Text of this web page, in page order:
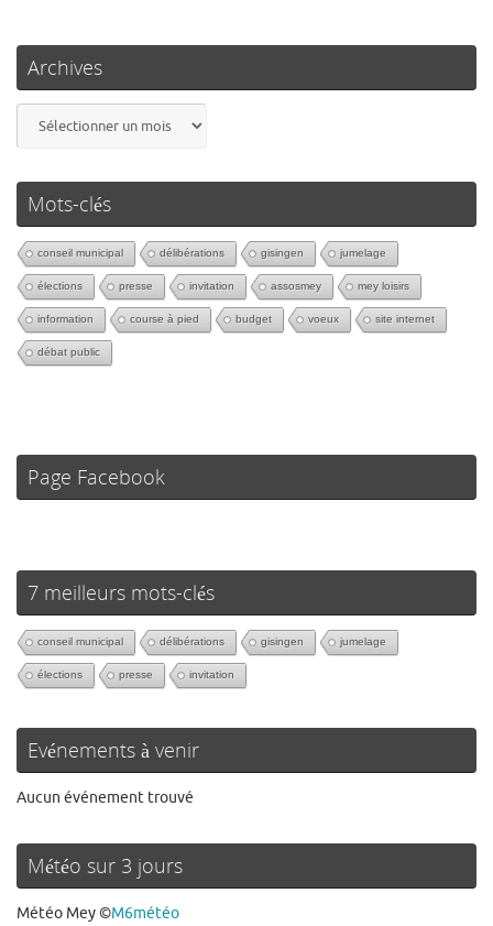
Archives
Mots-clés
conseil municipal délibérations gisingen jumelage
élections presse invitation assosmey mey loisirs
information course à pied budget voeux site internet
débat public
Page Facebook
7 meilleurs mots-clés
conseil municipal délibérations gisingen jumelage
élections presse invitation
Evénements à venir
Aucun événement trouvé
Météo sur 3 jours
Météo Mey ©M6météo